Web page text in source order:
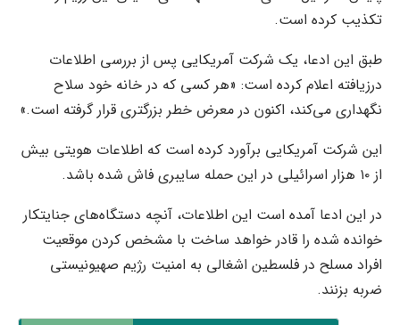
تکذیب کرده است.
طبق این ادعا، یک شرکت آمریکایی پس از بررسی اطلاعات
درزیافته اعلام کرده است: «هر کسی که در خانه خود سلاح
نگهداری می‌کند، اکنون در معرض خطر بزرگتری قرار گرفته است.»
این شرکت آمریکایی برآورد کرده است که اطلاعات هویتی بیش
از ۱۰ هزار اسرائیلی در این حمله سایبری فاش شده باشد.
در این ادعا آمده است این اطلاعات، آنچه دستگاه‌های جنایتکار
خوانده شده را قادر خواهد ساخت با مشخص کردن موقعیت
افراد مسلح در فلسطین اشغالی به امنیت رژیم صهیونیستی
ضربه بزنند.